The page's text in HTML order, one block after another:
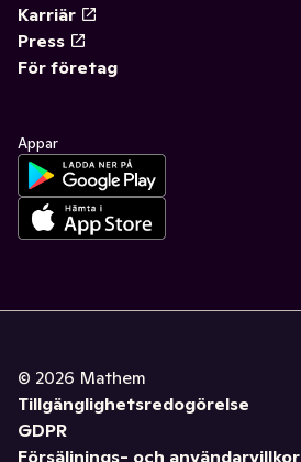
Karriär
Press
För företag
Appar
© 2026 Mathem
Tillgänglighetsredogörelse
GDPR
Försäljnings- och användarvillkor